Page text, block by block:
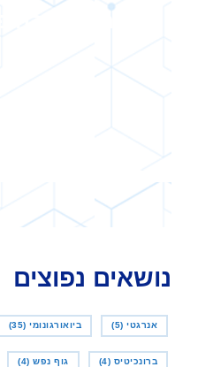
נושאים נפוצים
אנרגטי (5) ביואורגונומי (35)
ברונכיטיס (4) גוף נפש (4)